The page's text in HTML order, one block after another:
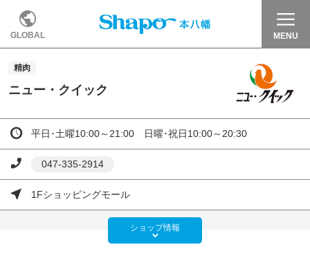
GLOBAL MENU
精肉
ニュー・クイック
平日･土曜10:00～21:00 日曜･祝日10:00～20:30
047-335-2914
1Fショッピングモール
ショップ情報